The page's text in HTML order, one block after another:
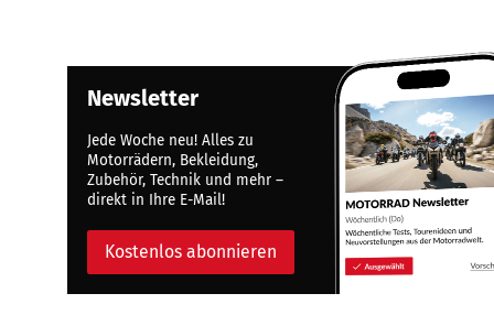
Newsletter
Jede Woche neu! Alles zu
Motorrädern, Bekleidung,
Zubehör, Technik und mehr –
direkt in Ihre E-Mail!
Kostenlos abonnieren